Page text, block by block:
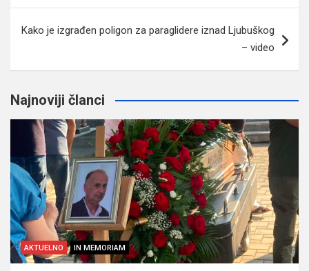
Kako je izgrađen poligon za paraglidere iznad Ljubuškog
– video
Najnoviji članci
AKTUELNO IN MEMORIAM